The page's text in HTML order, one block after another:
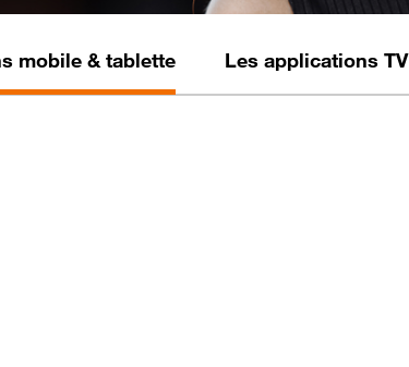
mobile & tablette Les applications TV